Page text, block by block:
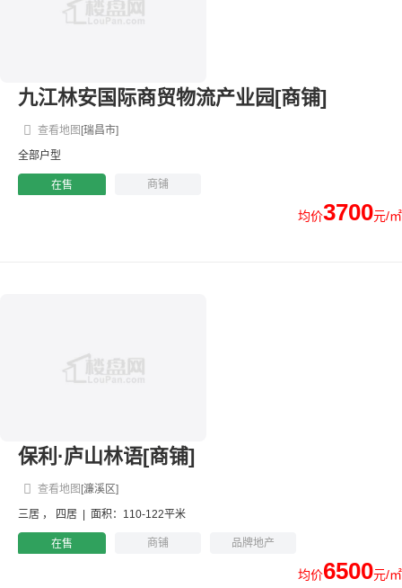
九江林安国际商贸物流产业园[商铺]
[瑞昌市]
查看地图
全部户型
在售 商铺
均价3700元/㎡
保利·庐山林语[商铺]
[濂溪区]
查看地图
三居 ， 四居 面积：110-122平米
在售 商铺 品牌地产
均价6500元/㎡